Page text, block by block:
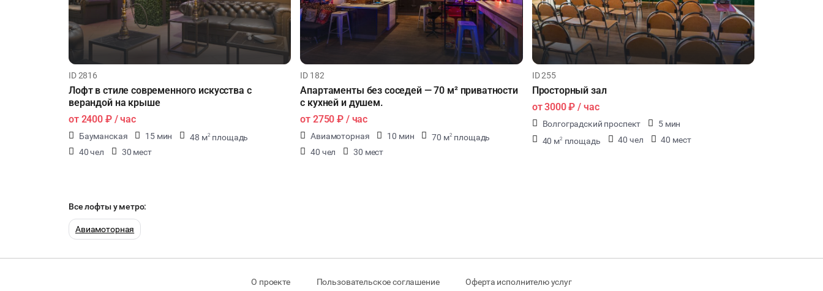
ID 2816
Лофт в стиле современного искусства с
верандой на крыше
от 2400 ₽/ час
Бауманская 15 мин 48 м2 площадь
40 чел
30 мест
ID 182
Апартаменты без соседей — 70 м² приватности
с кухней и душем.
от 2750 ₽ / час
Авиамоторная 10 мин 70 м2 площадь
40 чел
30 мест
ID 255
Просторный зал
от3000 ₽ / час
Волгоградский проспект
5 мин
40 м2 площадь 40 чел 40 мест
Все лофты у метро:
Авиамоторная
О проекте Пользовательское соглашение Оферта исполнителю услуг